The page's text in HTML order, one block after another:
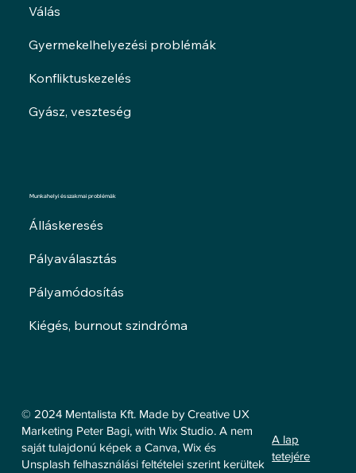
© 2024 Mentalista Kft. Made by Creative UX
Marketing Peter Bagi, with Wix Studio. A nem
saját tulajdonú képek a Canva, Wix és
Unsplash felhasználási feltételei szerint kerültek
A lap
tetejére
Válás
Gyermekelhelyezési problémák
Konfliktuskezelés
Gyász, veszteség
Munkahelyi és szakmai problémák
Álláskeresés
Pályaválasztás
Pályamódosítás
Kiégés, burnout szindróma